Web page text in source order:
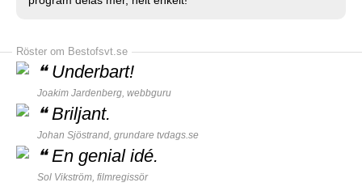
Röster om Bestofsvt.se
❝ Underbart!
Joakim Jardenberg, webbguru
❝Briljant.
Johan Sjöstrand, grundare tvdags.se
❝En genial idé.
Sol Vikström, filmregissör